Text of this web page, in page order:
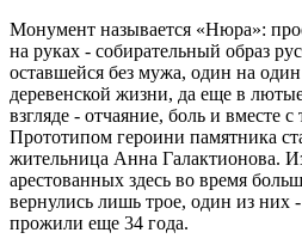
Монумент называется «Нюра»:
на руках - собирательный образ
оставшейся без мужа, один на
деревенской жизни, да еще в
взгляде - отчаяние, боль и вместе с
Прототипом героини памятника
жительница Анна Галактионова.
арестованных здесь во время
вернулись лишь трое, один из
прожили еще 34 года.